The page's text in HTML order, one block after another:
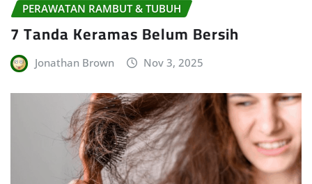
PERAWATAN RAMBUT & TUBUH
7 Tanda Keramas Belum Bersih
Jonathan Brown Nov 3, 2025